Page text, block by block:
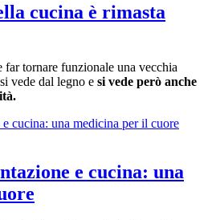
cucina è rimasta
tornare funzionale una vecchia
vede dal legno e si vede però anche
e cucina: una